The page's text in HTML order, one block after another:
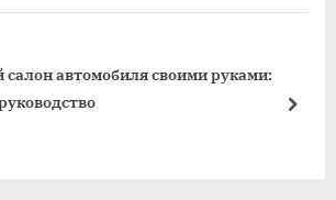
автомобиля своими руками:
next